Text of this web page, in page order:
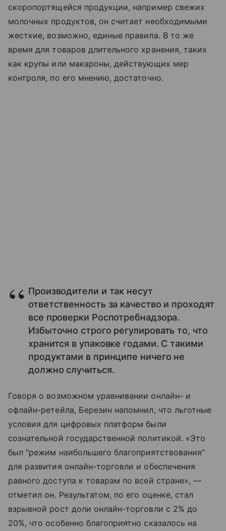
скоропортящейся продукции, например свежих
молочных продуктов, он считает необходимыми
жесткие, возможно, единые правила. В то же
время для товаров длительного хранения, таких
как крупы или макароны, действующих мер
контроля, по его мнению, достаточно.
Производители и так несут
ответственность за качество и проходят
все проверки Роспотребнадзора.
Избыточно строго регулировать то, что
хранится в упаковке годами. С такими
продуктами в принципе ничего не
должно случиться.
Говоря о возможном уравнивании онлайн- и
офлайн-ретейла, Березин напомнил, что льготные
условия для цифровых платформ были
сознательной государственной политикой. «Это
был "режим наибольшего благоприятствования"
для развития онлайн-торговли и обеспечения
равного доступа к товарам по всей стране», —
отметил он. Результатом, по его оценке, стал
взрывной рост доли онлайн-торговли с 2% до
20%, что особенно благоприятно сказалось на